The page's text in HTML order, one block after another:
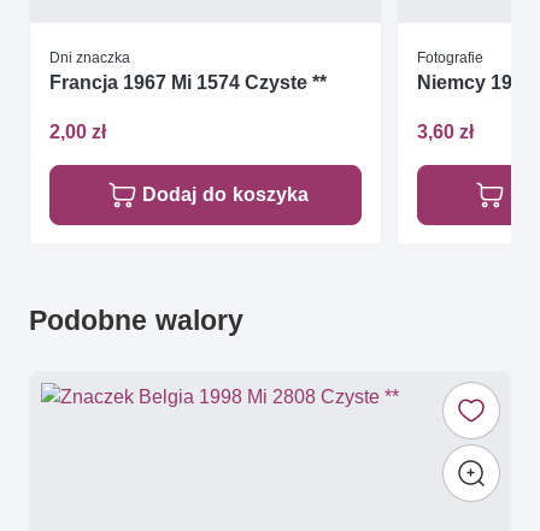
Dni znaczka
Francja 1967 Mi 1574 Czyste **
2,00 zł
Dodaj do koszyka
Fotografie
Niemcy 1982
3,60 zł
Podobne walory